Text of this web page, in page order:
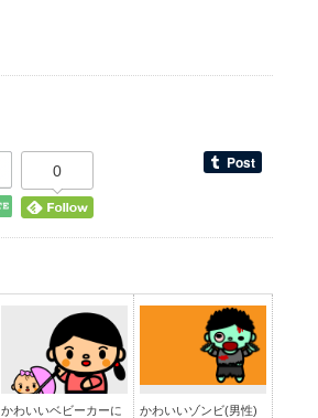
0
かわいいベビーカーに
かわいいゾンビ(男性)